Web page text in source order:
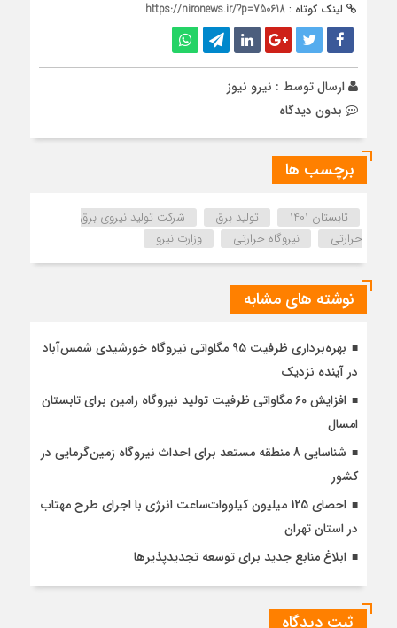
لینک کوتاه : https://nironews.ir/?p=750618
ارسال توسط : نیرو نیوز
بدون دیدگاه
برچسب ها
تابستان 1401 تولید برق
شرکت تولید نیروی برق
حرارتی
نیروگاه حرارتی وزارت نیرو
نوشته های مشابه
بهره‌برداری ظرفیت 95 مگاواتی نیروگاه خورشیدی شمس‌آباد
در آینده نزدیک
افزایش 60 مگاواتی ظرفیت تولید نیروگاه رامین برای تابستان
امسال
شناسایی 8 منطقه مستعد برای احداث نیروگاه زمین‌گرمایی در
کشور
احصای 125 میلیون کیلووات‌ساعت انرژی با اجرای طرح مهتاب
در استان تهران
ابلاغ منابع جدید برای توسعه تجدیدپذیرها